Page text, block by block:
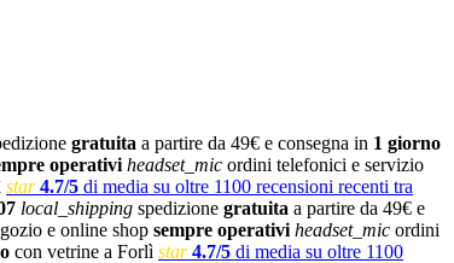
gratuita a partire da 49€ e consegna in 1 giorno
operativi headset_mic ordini telefonici e servizio
star 4.7/5 di media su oltre 1100 recensioni recenti tra
local_shipping spedizione gratuita a partire da 49€ e
e online shop sempre operativi headset_mic ordini
con vetrine a Forlì star 4.7/5 di media su oltre 1100